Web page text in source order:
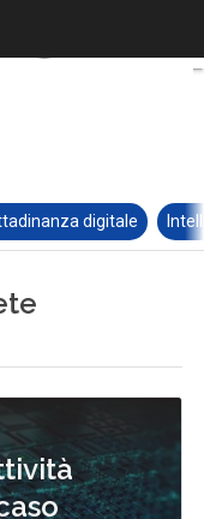
digitale